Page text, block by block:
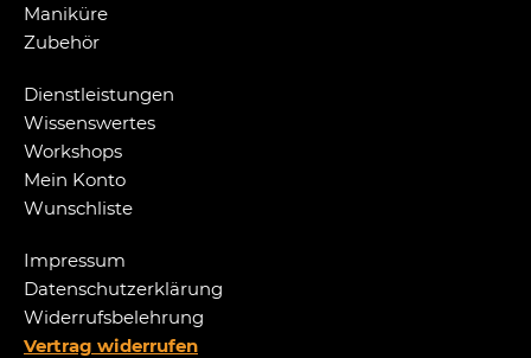
Maniküre
Zubehör
Dienstleistungen
Wissenswertes
Workshops
Mein Konto
Wunschliste
Impressum
Datenschutzerklärung
Widerrufsbelehrung
Vertrag widerrufen